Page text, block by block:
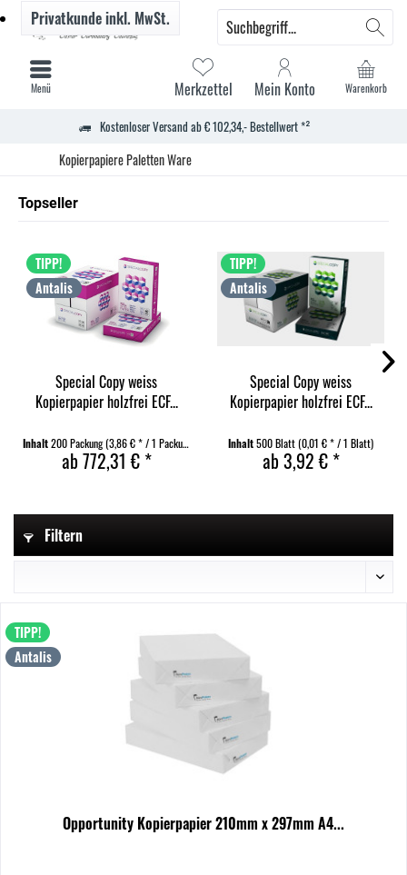
Kostenloser Versand ab € 102,34,- Bestellwert *²
Warenkorb
Merkzettel Mein Konto
Privatkundeinkl. MwSt.
Menü
Kopierpapiere Paletten Ware
Topseller
TIPP!
Antalis
Special Copy weiss
Kopierpapier holzfrei ECF...
Inhalt200 Packung(3,86 € * / 1 Packung)
ab 772,31 € *
TIPP!
Antalis
Special Copy weiss
Kopierpapier holzfrei ECF...
Inhalt500 Blatt(0,01 € * / 1 Blatt)
ab 3,92 € *
Filtern
TIPP!
Antalis
Opportunity Kopierpapier 210mm x 297mm A4...